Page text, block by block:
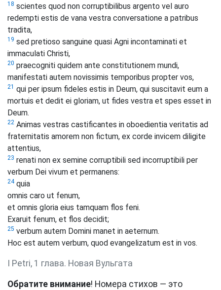
18 scientes quod non corruptibilibus argento vel auro
redempti estis de vana vestra conversatione a patribus
tradita,
19 sed pretioso sanguine quasi Agni incontaminati et
immaculati Christi,
20 praecogniti quidem ante constitutionem mundi,
manifestati autem novissimis temporibus propter vos,
21 qui per ipsum fideles estis in Deum, qui suscitavit eum a
mortuis et dedit ei gloriam, ut fides vestra et spes esset in
Deum.
22 Animas vestras castificantes in oboedientia veritatis ad
fraternitatis amorem non fictum, ex corde invicem diligite
attentius,
23 renati non ex semine corruptibili sed incorruptibili per
verbum Dei vivum et permanens:
24quia
omnis caro ut fenum,
et omnis gloria eius tamquam flos feni.
Exaruit fenum, et flos decidit;
25 verbum autem Domini manet in aeternum.
Hoc est autem verbum, quod evangelizatum est in vos.
I Petri, 1 глава. Новая Вульгата
Обратите внимание! Номера стихов — это